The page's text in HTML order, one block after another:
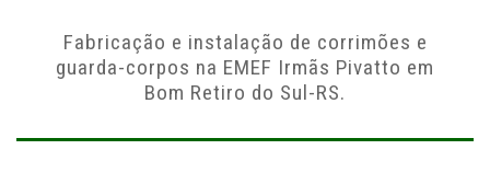
Fabricação e instalação de corrimões e
guarda-corpos na EMEF Irmãs Pivatto em
Bom Retiro do Sul-RS.